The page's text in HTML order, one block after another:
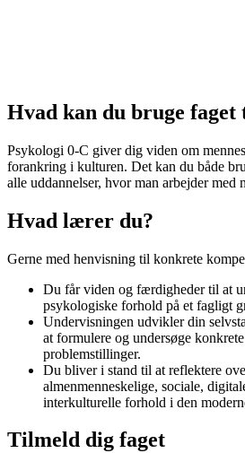
Hvad kan du bruge faget
Psykologi 0-C giver dig viden om
forankring i kulturen. Det kan du både
alle uddannelser, hvor man arbejder med
Hvad lærer du?
Gerne med henvisning til konkrete
Du får viden og færdigheder til at
psykologiske forhold på et fagligt
Undervisningen udvikler din
at formulere og undersøge
problemstillinger.
Du bliver i stand til at reflektere
almenmenneskelige, sociale,
interkulturelle forhold i den
Tilmeld dig faget